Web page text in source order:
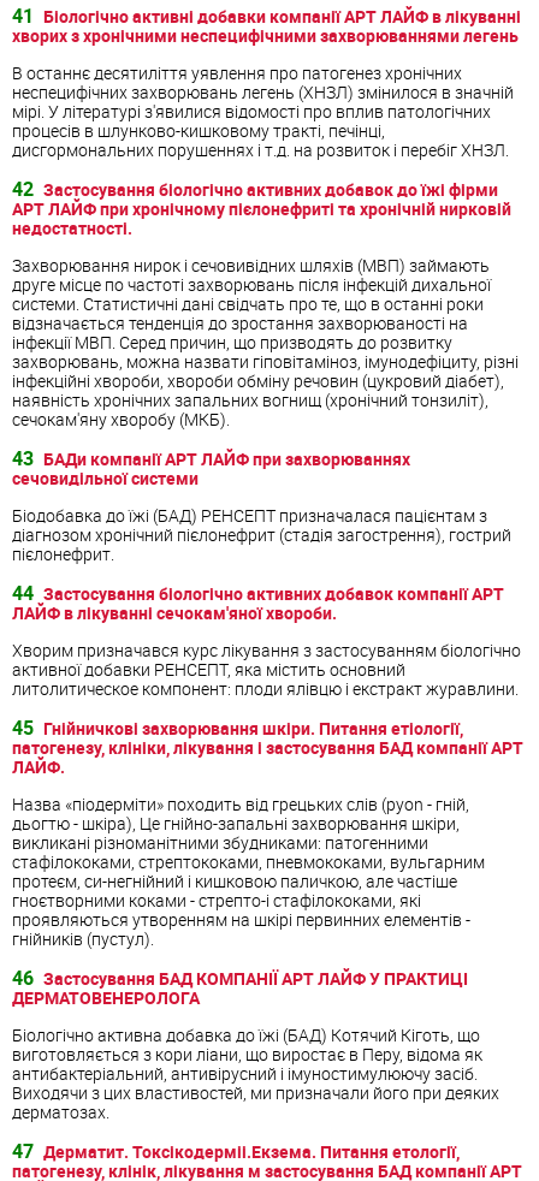
41 Біологічно активні добавки компанії АРТ ЛАЙФ в лікуванні
хворих з хронічними неспецифічними захворюваннями легень
В останнє десятиліття уявлення про патогенез хронічних
неспецифічних захворювань легень (ХНЗЛ) змінилося в значній
мірі. У літературі з'явилися відомості про вплив патологічних
процесів в шлунково-кишковому тракті, печінці,
дисгормональних порушеннях і т.д. на розвиток і перебіг ХНЗЛ.
42 Застосування біологічно активних добавок до їжі фірми
АРТ ЛАЙФ при хронічному пієлонефриті та хронічній нирковій
недостатності.
Захворювання нирок і сечовивідних шляхів (МВП) займають
друге місце по частоті захворювань після інфекцій дихальної
системи. Статистичні дані свідчать про те, що в останні роки
відзначається тенденція до зростання захворюваності на
інфекції МВП. Серед причин, що призводять до розвитку
захворювань, можна назвати гіповітаміноз, імунодефіциту, різні
інфекційні хвороби, хвороби обміну речовин (цукровий діабет),
наявність хронічних запальних вогнищ (хронічний тонзиліт),
сечокам'яну хворобу (МКБ).
43 БАДи компанії АРТ ЛАЙФ при захворюваннях
сечовидільної системи
Біодобавка до їжі (БАД) РЕНСЕПТ призначалася пацієнтам з
діагнозом хронічний пієлонефрит (стадія загострення), гострий
пієлонефрит.
44 Застосування біологічно активних добавок компанії АРТ
ЛАЙФ в лікуванні сечокам'яної хвороби.
Хворим призначався курс лікування з застосуванням біологічно
активної добавки РЕНСЕПТ, яка містить основний
литолитическое компонент: плоди ялівцю і екстракт журавлини.
45 Гнійничкові захворювання шкіри. Питання етіології,
патогенезу, клініки, лікування і застосування БАД компанії АРТ
ЛАЙФ.
Назва «піодерміти» походить від грецьких слів (руоn - гній,
дьогтю - шкіра), Це гнійно-запальні захворювання шкіри,
викликані різноманітними збудниками: патогенними
стафілококами, стрептококами, пневмококами, вульгарним
протеєм, си-негнійний і кишковою паличкою, але частіше
гноєтворними коками - стрепто-і стафілококами, які
проявляються утворенням на шкірі первинних елементів -
гнійників (пустул).
46 Застосування БАД КОМПАНІЇ АРТ ЛАЙФ У ПРАКТИЦІ
ДЕРМАТОВЕНЕРОЛОГА
Біологічно активна добавка до їжі (БАД) Котячий Кіготь, що
виготовляється з кори ліани, що виростає в Перу, відома як
антибактеріальний, антивірусний і імуностимулюючу засіб.
Виходячи з цих властивостей, ми призначали його при деяких
дерматозах.
47 Дерматит. Токсікодерміі.Екзема. Питання етології,
патогенезу, клінік, лікування м застосування БАД компанії АРТ